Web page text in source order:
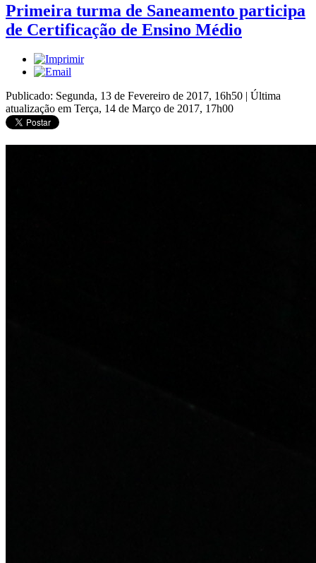
Primeira turma de Saneamento participa
de Certificação de Ensino Médio
Publicado: Segunda, 13 de Fevereiro de 2017, 16h50 | Última
atualização em Terça, 14 de Março de 2017, 17h00